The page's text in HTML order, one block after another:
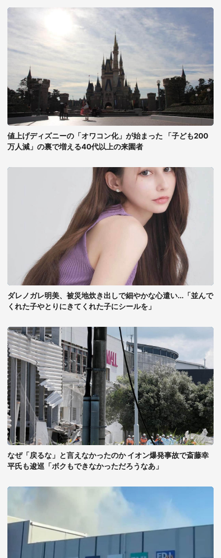
値上げディズニーの「オワコン化」が始まった 「子ども200
万人減」の裏で増える40代以上の来園者
ダレノガレ明美、被災地炊き出しで細やかな心遣い...「並んで
くれた子やとりにきてくれた子にシールを」
なぜ「戻るな」と言えなかったのか イオン爆発事故で斎藤幸
平氏も逡巡「ボクもできなかっただろうなあ」